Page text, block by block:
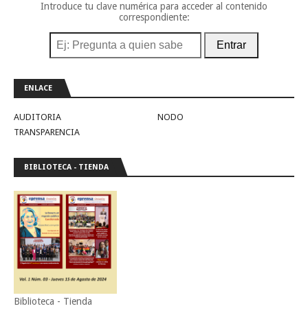
Introduce tu clave numérica para acceder al contenido
correspondiente:
Entrar
ENLACE
AUDITORIA
NODO
TRANSPARENCIA
BIBLIOTECA - TIENDA
Biblioteca - Tienda